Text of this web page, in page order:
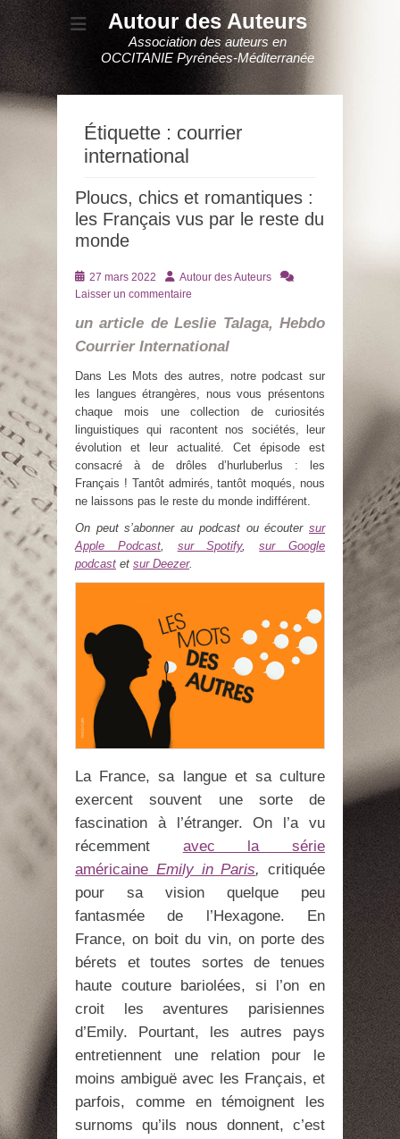
Autour des Auteurs
Association des auteurs en
OCCITANIE Pyrénées-Méditerranée
Étiquette : courrier
international
Ploucs, chics et romantiques :
les Français vus par le reste du
monde
Posté
le
27 mars 2022 AuteurAutour des Auteurs
Laisser un commentaire
un article de Leslie Talaga, Hebdo
Courrier International
Dans Les Mots des autres, notre podcast sur
les langues étrangères, nous vous présentons
chaque mois une collection de curiosités
linguistiques qui racontent nos sociétés, leur
évolution et leur actualité. Cet épisode est
consacré à de drôles d’hurluberlus : les
Français ! Tantôt admirés, tantôt moqués, nous
ne laissons pas le reste du monde indifférent.
On peut s’abonner au podcast ou écouter sur
Apple Podcast, sur Spotify,sur Google
podcast et sur Deezer.
La France, sa langue et sa culture
exercent souvent une sorte de
fascination à l’étranger. On l’a vu
récemment avec la série
américaine Emily in Paris, critiquée
pour sa vision quelque peu
fantasmée de l’Hexagone. En
France, on boit du vin, on porte des
bérets et toutes sortes de tenues
haute couture bariolées, si l’on en
croit les aventures parisiennes
d’Emily. Pourtant, les autres pays
entretiennent une relation pour le
moins ambiguë avec les Français, et
parfois, comme en témoignent les
surnoms qu’ils nous donnent, c’est